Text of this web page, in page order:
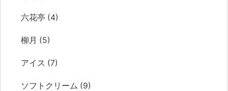
六花亭 (4)
柳月 (5)
アイス (7)
ソフトクリーム (9)